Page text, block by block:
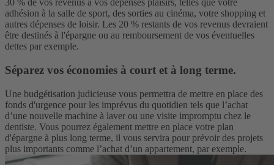
30 % de vos revenus à vos dépenses plaisirs, telles que votre
adhésion à la salle de sport, des sorties au cinéma, votre shopping et
autres dépenses de loisir. Les 20 % restants de vos revenus devraient
être destinés à l'épargne ou au remboursement de vos éventuelles
dettes par exemple.
Séparez vos économies à court et à long terme.
Une budgétisation judicieuse vous permettra de mettre en place des
fonds d'urgence pour les imprévus du quotidien tels que l’achat
d’une nouvelle machine à laver ou une visite impromptu chez le
dentiste. Vous pourrez également mettre en place votre plan
d'épargne à plus long terme, il vous servira pour prévoir des projets
plus importants comme l’achat d’un appartement, par exemple.